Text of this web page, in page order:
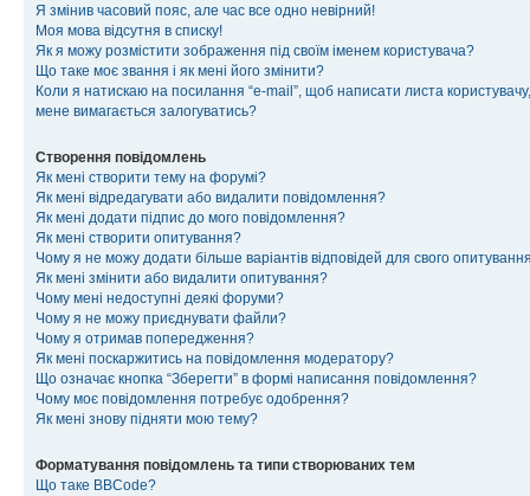
Я змінив часовий пояс, але час все одно невірний!
Моя мова відсутня в списку!
Як я можу розмістити зображення під своїм іменем користувача?
Що таке моє звання і як мені його змінити?
Коли я натискаю на посилання “e-mail”, щоб написати листа користувачу,
мене вимагається залогуватись?
Створення повідомлень
Як мені створити тему на форумі?
Як мені відредагувати або видалити повідомлення?
Як мені додати підпис до мого повідомлення?
Як мені створити опитування?
Чому я не можу додати більше варіантів відповідей для свого
Як мені змінити або видалити опитування?
Чому мені недоступні деякі форуми?
Чому я не можу приєднувати файли?
Чому я отримав попередження?
Як мені поскаржитись на повідомлення модератору?
Що означає кнопка “Зберегти” в формі написання повідомлення?
Чому моє повідомлення потребує одобрення?
Як мені знову підняти мою тему?
Форматування повідомлень та типи створюваних тем
Що таке BBCode?